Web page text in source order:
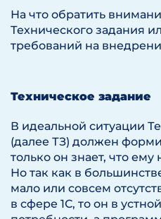
На что обратить
Технического задания
требований на
Техническое задание
В идеальной ситуации
(далее ТЗ) должен
только он знает, что
Но так как в
мало или совсем
в сфере 1С, то он в